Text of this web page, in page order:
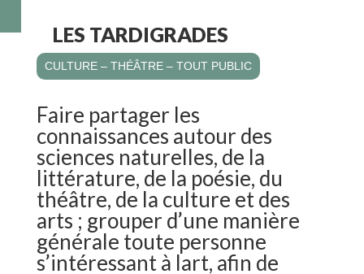
LES TARDIGRADES
CULTURE – THÉÂTRE – TOUT PUBLIC
Faire partager les
connaissances autour des
sciences naturelles, de la
littérature, de la poésie, du
théâtre, de la culture et des
arts ; grouper d’une manière
générale toute personne
s’intéressant à lart, afin de